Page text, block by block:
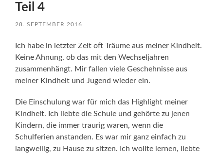
Teil 4
28. SEPTEMBER 2016
Ich habe in letzter Zeit oft Träume aus meiner Kindheit.
Keine Ahnung, ob das mit den Wechseljahren
zusammenhängt. Mir fallen viele Geschehnisse aus
meiner Kindheit und Jugend wieder ein.
Die Einschulung war für mich das Highlight meiner
Kindheit. Ich liebte die Schule und gehörte zu jenen
Kindern, die immer traurig waren, wenn die
Schulferien anstanden. Es war mir ganz einfach zu
langweilig, zu Hause zu sitzen. Ich wollte lernen, liebte